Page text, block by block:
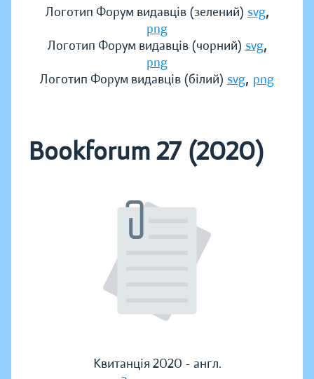
Логотип Форум видавців (зелений) svg,
png
Логотип Форум видавців (чорний) svg,
png
Логотип Форум видавців (білий) svg, png
Bookforum 27 (2020)
Квитанція 2020 - англ.